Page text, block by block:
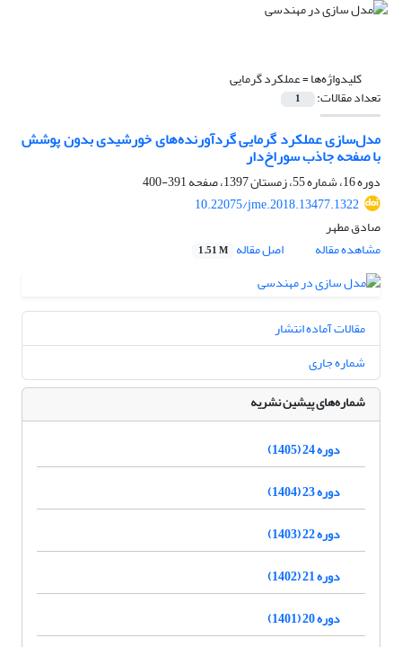
کلیدواژه‌ها =عملکرد گرمایی
تعداد مقالات: 1
مدل‌سازی عملکرد گرمایی گردآورنده‌های خورشیدی بدون پوشش
با صفحه جاذب سوراخ‌دار
دوره 16، شماره 55، زمستان 1397، صفحه
391-400
10.22075/jme.2018.13477.1322
صادق مطهر
مشاهده مقاله
اصل مقاله 1.51 M
مقالات آماده انتشار
شماره جاری
شماره‌های پیشین نشریه
دوره 24 (1405)
دوره 23 (1404)
دوره 22 (1403)
دوره 21 (1402)
دوره 20 (1401)